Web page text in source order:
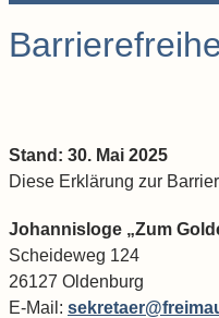
Stand: 30. Mai 2025
Diese Erklärung zur
Johannisloge „Zum
Scheideweg 124
26127 Oldenburg
E-Mail: